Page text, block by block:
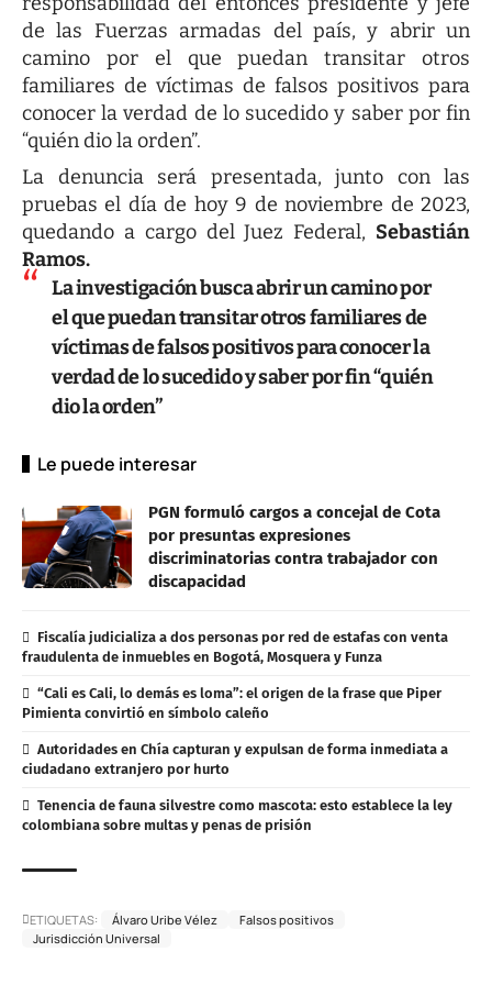
de las Fuerzas armadas del país, y abrir un
camino por el que puedan transitar otros
familiares de víctimas de falsos positivos para
conocer la verdad de lo sucedido y saber por fin
“quién dio la orden”.
La denuncia será presentada, junto con las
pruebas el día de hoy 9 de noviembre de 2023,
quedando a cargo del Juez Federal, Sebastián
Ramos.
La investigación busca abrir un camino por
el que puedan transitar otros familiares de
víctimas de falsos positivos para conocer la
verdad de lo sucedido y saber por fin “quién
dio la orden”
Le puede interesar
PGN formuló cargos a concejal de Cota
por presuntas expresiones
discriminatorias contra trabajador con
discapacidad
Fiscalía judicializa a dos personas por red de estafas con venta
fraudulenta de inmuebles en Bogotá, Mosquera y Funza
“Cali es Cali, lo demás es loma”: el origen de la frase que Piper
Pimienta convirtió en símbolo caleño
Autoridades en Chía capturan y expulsan de forma inmediata a
ciudadano extranjero por hurto
Tenencia de fauna silvestre como mascota: esto establece la ley
colombiana sobre multas y penas de prisión
ETIQUETAS: Álvaro Uribe Vélez
Falsos positivos
Jurisdicción Universal